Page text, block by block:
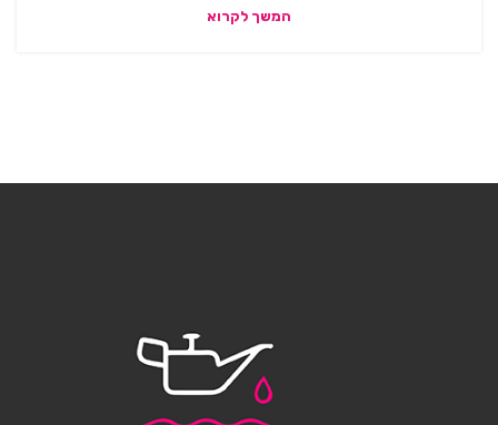
המשך לקרוא